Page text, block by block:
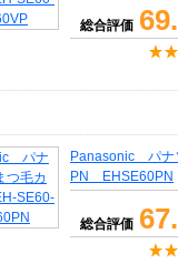
総合評価
Panasonic パ
PN EHSE60PN
総合評価